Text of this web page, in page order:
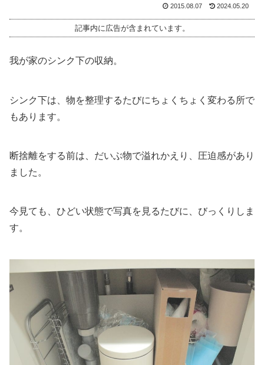
2015.08.07 2024.05.20
記事内に広告が含まれています。
我が家のシンク下の収納。
シンク下は、物を整理するたびにちょくちょく変わる所で
もあります。
断捨離をする前は、だいぶ物で溢れかえり、圧迫感があり
ました。
今見ても、ひどい状態で写真を見るたびに、びっくりしま
す。